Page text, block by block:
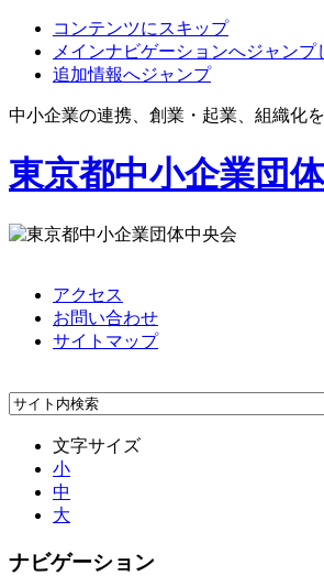
コンテンツにスキップ
メインナビゲーションへジャンプ
追加情報へジャンプ
中小企業の連携、創業・起業、組織化
東京都中小企業団
アクセス
お問い合わせ
サイトマップ
文字サイズ
小
中
大
ナビゲーション